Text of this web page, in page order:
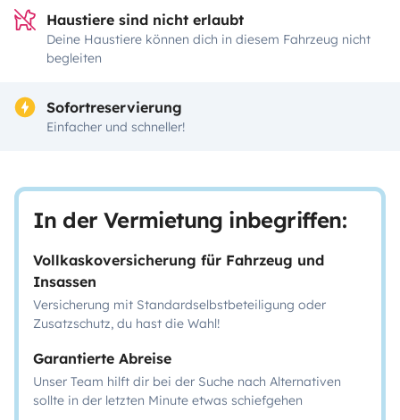
Haustiere sind nicht erlaubt
Deine Haustiere können dich in diesem Fahrzeug nicht
begleiten
Sofortreservierung
Einfacher und schneller!
In der Vermietung inbegriffen:
Vollkaskoversicherung für Fahrzeug und
Insassen
Versicherung mit Standardselbstbeteiligung oder
Zusatzschutz, du hast die Wahl!
Garantierte Abreise
Unser Team hilft dir bei der Suche nach Alternativen
sollte in der letzten Minute etwas schiefgehen